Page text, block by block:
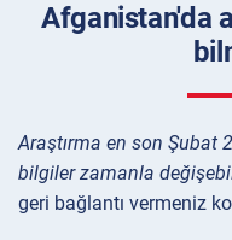
Afganistan'da
Araştırma en son Şubat
bilgiler zamanla
geri bağlantı vermeniz